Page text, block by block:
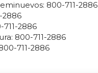
800-711-2886
2886
711-2886
800-711-2886
711-2886